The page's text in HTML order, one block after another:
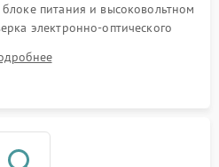
питания и высоковольтном
электронно-оптического
стенде на предмет эмиссии,
микросхем цифровых